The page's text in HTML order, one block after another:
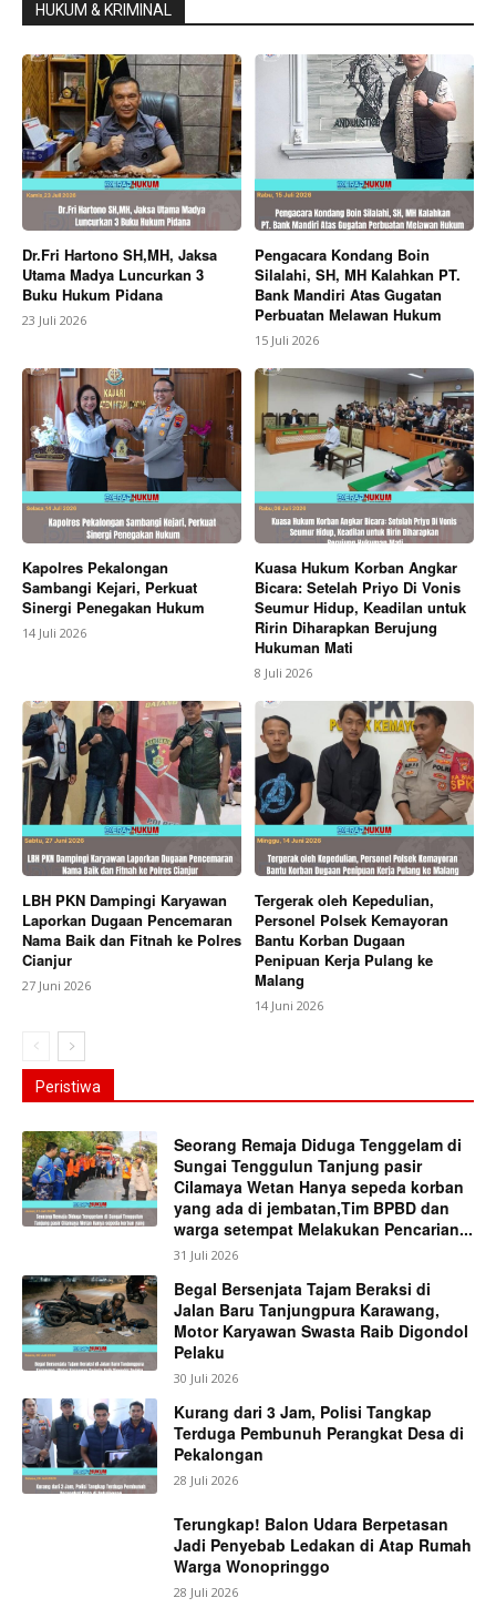
HUKUM & KRIMINAL
Dr.Fri Hartono SH,MH, Jaksa
Utama Madya Luncurkan 3
Buku Hukum Pidana
23 Juli 2026
Pengacara Kondang Boin
Silalahi, SH, MH Kalahkan PT.
Bank Mandiri Atas Gugatan
Perbuatan Melawan Hukum
15 Juli 2026
Kapolres Pekalongan
Sambangi Kejari, Perkuat
Sinergi Penegakan Hukum
14 Juli 2026
Kuasa Hukum Korban Angkar
Bicara: Setelah Priyo Di Vonis
Seumur Hidup, Keadilan untuk
Ririn Diharapkan Berujung
Hukuman Mati
8 Juli 2026
LBH PKN Dampingi Karyawan
Laporkan Dugaan Pencemaran
Nama Baik dan Fitnah ke Polres
Cianjur
27 Juni 2026
Tergerak oleh Kepedulian,
Personel Polsek Kemayoran
Bantu Korban Dugaan
Penipuan Kerja Pulang ke
Malang
14 Juni 2026
Peristiwa
Seorang Remaja Diduga Tenggelam di
Sungai Tenggulun Tanjung pasir
Cilamaya Wetan Hanya sepeda korban
yang ada di jembatan,Tim BPBD dan
warga setempat Melakukan Pencarian...
31 Juli 2026
Begal Bersenjata Tajam Beraksi di
Jalan Baru Tanjungpura Karawang,
Motor Karyawan Swasta Raib Digondol
Pelaku
30 Juli 2026
Kurang dari 3 Jam, Polisi Tangkap
Terduga Pembunuh Perangkat Desa di
Pekalongan
28 Juli 2026
Terungkap! Balon Udara Berpetasan
Jadi Penyebab Ledakan di Atap Rumah
Warga Wonopringgo
28 Juli 2026